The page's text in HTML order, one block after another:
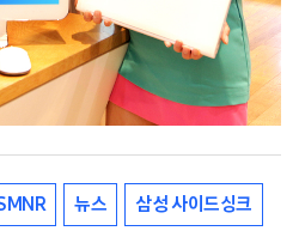
뉴스 삼성 사이드싱크